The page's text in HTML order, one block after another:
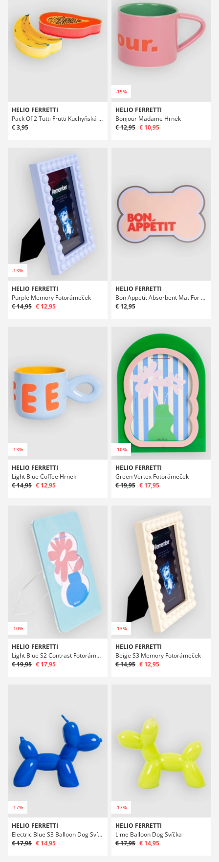
HELIO FERRETTI
Pack Of 2 Tutti Frutti Kuchyňská houba
€ 3,95
-15%
HELIO FERRETTI
Bonjour Madame Hrnek
€ 12,95 € 10,95
-13%
HELIO FERRETTI
Purple Memory Fotorámeček
€ 14,95 € 12,95
HELIO FERRETTI
Bon Appetit Absorbent Mat For Dog Miska Floor Mat
€ 12,95
-13%
HELIO FERRETTI
Light Blue Coffee Hrnek
€ 14,95 € 12,95
-10%
HELIO FERRETTI
Green Vertex Fotorámeček
€ 19,95 € 17,95
-10%
HELIO FERRETTI
Light Blue S2 Contrast Fotorámeček
€ 19,95 € 17,95
-13%
HELIO FERRETTI
Beige S3 Memory Fotorámeček
€ 14,95 € 12,95
-17%
HELIO FERRETTI
Electric Blue S3 Balloon Dog Svíčka
€ 17,95 € 14,95
-17%
HELIO FERRETTI
Lime Balloon Dog Svíčka
€ 17,95 € 14,95